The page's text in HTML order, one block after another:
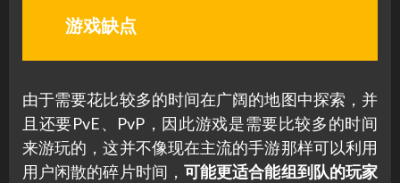
游戏缺点
由于需要花比较多的时间在广阔的地图中探索，并
且还要PvE、PvP，因此游戏是需要比较多的时间
来游玩的，这并不像现在主流的手游那样可以利用
用户闲散的碎片时间， 可能更适合能组到队的玩家